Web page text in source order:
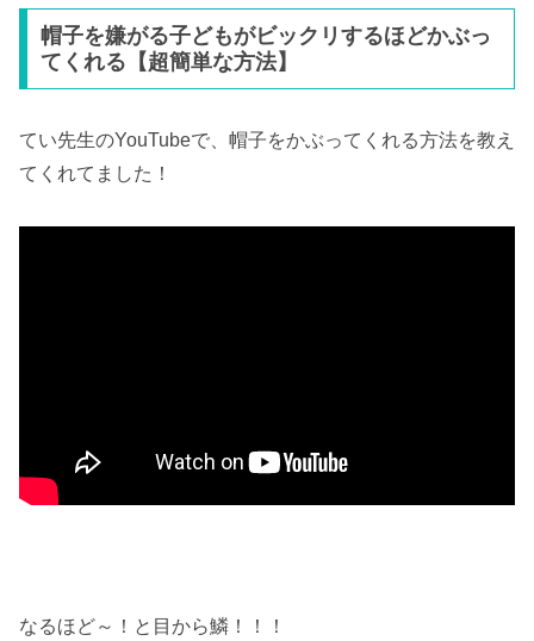
帽子を嫌がる子どもがビックリするほどかぶっ
てくれる【超簡単な方法】
てい先生のYouTubeで、帽子をかぶってくれる方法を教え
てくれてました！
なるほど～！と目から鱗！！！